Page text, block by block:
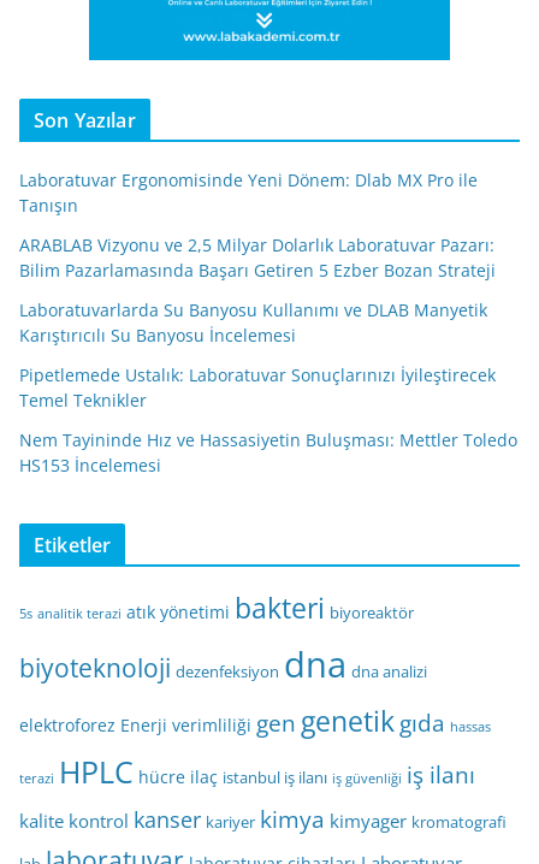
Son Yazılar
Laboratuvar Ergonomisinde Yeni Dönem: Dlab MX Pro ile
Tanışın
ARABLAB Vizyonu ve 2,5 Milyar Dolarlık Laboratuvar Pazarı:
Bilim Pazarlamasında Başarı Getiren 5 Ezber Bozan Strateji
Laboratuvarlarda Su Banyosu Kullanımı ve DLAB Manyetik
Karıştırıcılı Su Banyosu İncelemesi
Pipetlemede Ustalık: Laboratuvar Sonuçlarınızı İyileştirecek
Temel Teknikler
Nem Tayininde Hız ve Hassasiyetin Buluşması: Mettler Toledo
HS153 İncelemesi
Etiketler
5s analitik terazi atık yönetimi bakteri biyoreaktör
biyoteknoloji dezenfeksiyon dna dna analizi
elektroforez Enerji verimliliği gen genetikgıda hassas
terazi HPLC hücre ilaç istanbul iş ilanı iş güvenliği iş ilanı
kalite kontrol kanser kariyer kimya kimyager kromatografi